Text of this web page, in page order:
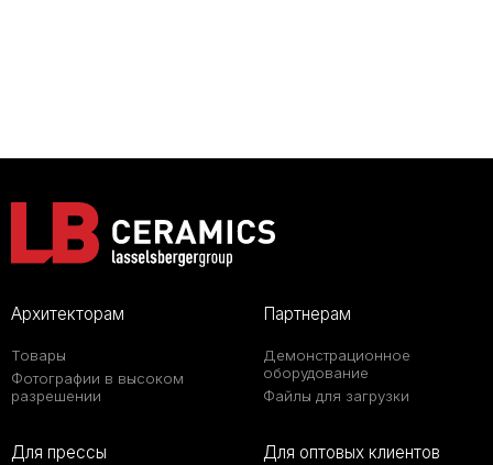
Архитекторам
Товары
Фотографии в высоком
разрешении
Партнерам
Демонстрационное
оборудование
Файлы для загрузки
Для прессы Для оптовых клиентов